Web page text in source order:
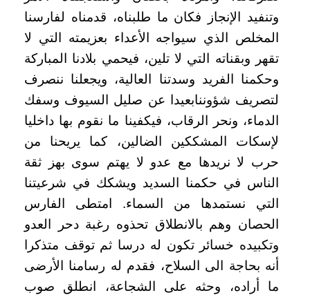
وتنفيد الإنجاز فكان ما طلبناه، قدمناه لفارسنا
المخلص الذي سيواجه الأعداء بعزيمته التي لا
تقهر وبقناته التي لا تلين، فيحمي بلادنا المباركة
وحكمنا الفريد وسدتنا العالية، ويجعلنا ننصرف
لتصريف شؤوننابعيدا عن صليل السيوف وسفك
الدماء، ونحر الرقاب، فيكفينا ما نقوم بها داخليا
لإسكات المشككين الضالين، كما يريحنا من
حرب لا نريدها مع عدو لا يهتم سوى بهز ثقة
الناس في حكمنا السديد ويشكك في شرعيتنا
التي نستمدها من السماء. امتطى الفارس
الحصان وهم بالانطلاق تحذوه رغبة دحر العدو
وتكبيده خسائر تكون له درسا ثم توقف متذكرا
أنه بحاجة الى السلاح، فقدم له رسامنا الأرضى
ما أراده، وحثه على الشجاعة، انطلق صوب